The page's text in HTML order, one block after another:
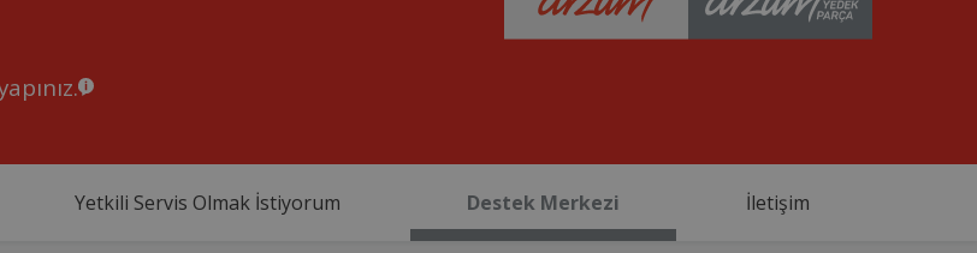
Yetkili Servis Olmak İstiyorum Destek Merkezi İletişim